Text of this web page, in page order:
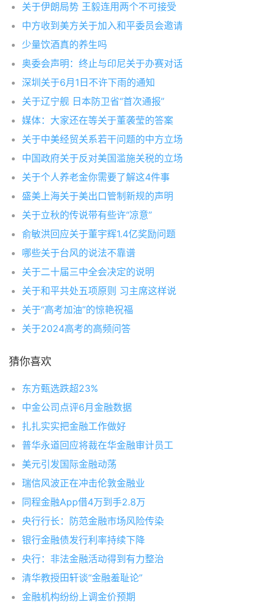
关于伊朗局势 王毅连用两个不可接受
中方收到美方关于加入和平委员会邀请
少量饮酒真的养生吗
奥委会声明：终止与印尼关于办赛对话
深圳关于6月1日不许下雨的通知
关于辽宁舰 日本防卫省“首次通报”
媒体：大家还在等关于董袭莹的答案
关于中美经贸关系若干问题的中方立场
中国政府关于反对美国滥施关税的立场
关于个人养老金你需要了解这4件事
盛美上海关于美出口管制新规的声明
关于立秋的传说带有些许“凉意”
俞敏洪回应关于董宇辉1.4亿奖励问题
哪些关于台风的说法不靠谱
关于二十届三中全会决定的说明
关于和平共处五项原则 习主席这样说
关于“高考加油”的惊艳祝福
关于2024高考的高频问答
猜你喜欢
东方甄选跌超23%
中金公司点评6月金融数据
扎扎实实把金融工作做好
普华永道回应将裁在华金融审计员工
美元引发国际金融动荡
瑞信风波正在冲击伦敦金融业
同程金融App借4万到手2.8万
央行行长：防范金融市场风险传染
银行金融债发行利率持续下降
央行：非法金融活动得到有力整治
清华教授田轩谈“金融羞耻论”
金融机构纷纷上调金价预期